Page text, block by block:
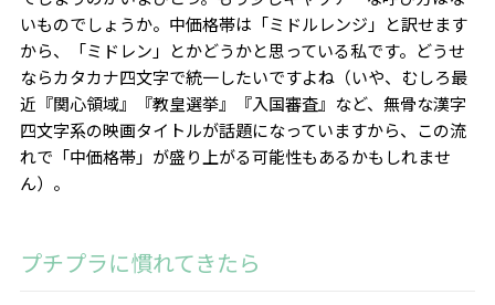
いものでしょうか。中価格帯は「ミドルレンジ」と訳せます
から、「ミドレン」とかどうかと思っている私です。どうせ
ならカタカナ四文字で統一したいですよね（いや、むしろ最
近『関心領域』『教皇選挙』『入国審査』など、無骨な漢字
四文字系の映画タイトルが話題になっていますから、この流
れで「中価格帯」が盛り上がる可能性もあるかもしれませ
ん）。
プチプラに慣れてきたら